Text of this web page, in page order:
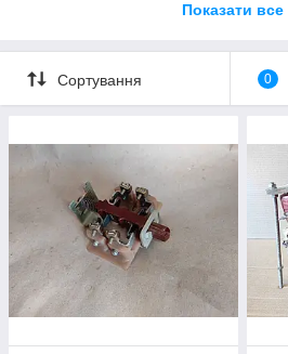
Показати все
Сортування 0